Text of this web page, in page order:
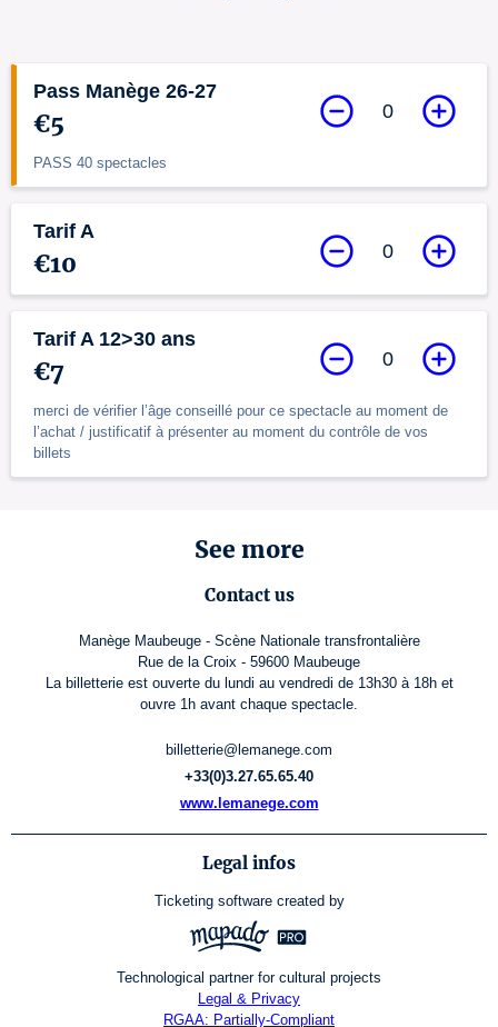
Pass Manège 26-27
€5
PASS 40 spectacles
0
Tarif A
€10 0
Tarif A 12>30 ans
€7
merci de vérifier l’âge conseillé pour ce spectacle au moment de
l’achat / justificatif à présenter au moment du contrôle de vos
billets
0
See more
Contact us
Manège Maubeuge - Scène Nationale transfrontalière
Rue de la Croix - 59600 Maubeuge
La billetterie est ouverte du lundi au vendredi de 13h30 à 18h et
ouvre 1h avant chaque spectacle.
billetterie@lemanege.com
+33(0)3.27.65.65.40
www.lemanege.com
Legal infos
Ticketing software created by
Technological partner for cultural projects
Legal & Privacy
RGAA: Partially-Compliant